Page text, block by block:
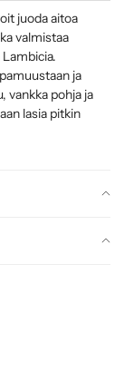
juoda aitoa
valmistaa
​​ja
vankka pohja ja
lasia pitkin